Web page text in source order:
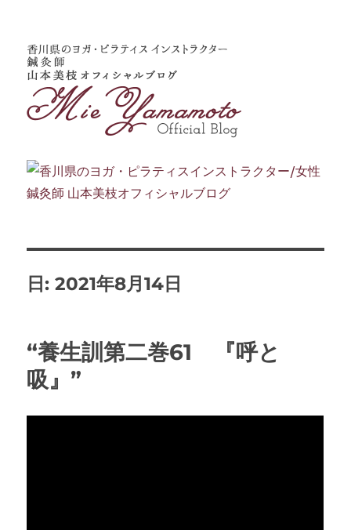
日:2021年8月14日
“養生訓第二巻61 『呼と
吸』”